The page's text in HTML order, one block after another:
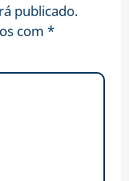
publicado.
com *